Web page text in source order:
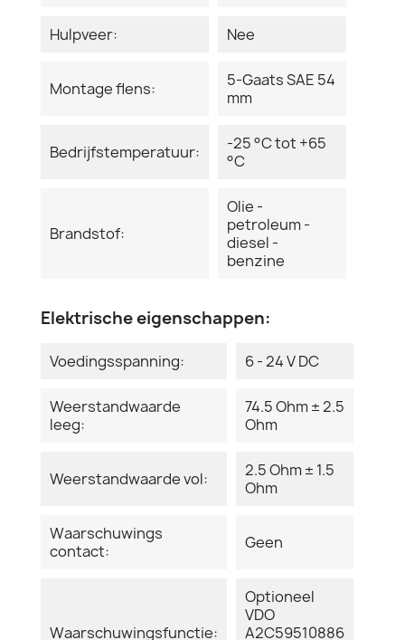
Hulpveer: Nee
Montage flens:
5-Gaats SAE 54
mm
Bedrijfstemperatuur:
-25 °C tot +65
°C
Brandstof:
Olie -
petroleum -
diesel -
benzine
Elektrische eigenschappen:
Voedingsspanning: 6 - 24 V DC
Weerstandwaarde
leeg:
74.5 Ohm ± 2.5
Ohm
Weerstandwaarde vol:
2.5 Ohm ± 1.5
Ohm
Waarschuwings
contact:
Geen
Waarschuwingsfunctie:
Optioneel
VDO
A2C59510886